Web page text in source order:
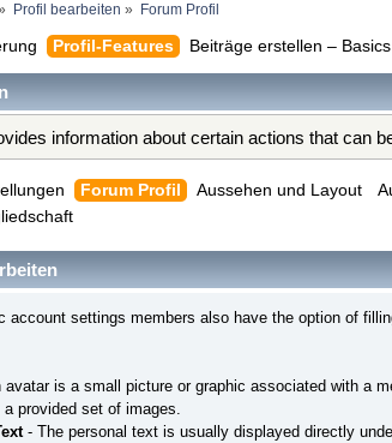
Profil bearbeiten » Forum Profil
Profil-Features Beiträge erstellen – Basics
information about certain actions that can
Forum Profil Aussehen und Layout
account settings members also have the option of
avatar is a small picture or graphic associated with a
provided set of images.
- The personal text is usually displayed directly